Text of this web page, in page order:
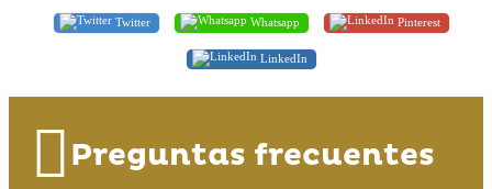
Twitter Whatsapp Pinterest
LinkedIn
Preguntas frecuentes